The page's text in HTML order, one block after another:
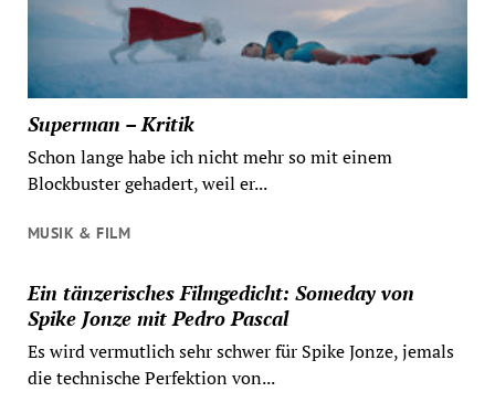
Superman – Kritik
Schon lange habe ich nicht mehr so mit einem
Blockbuster gehadert, weil er...
MUSIK & FILM
Ein tänzerisches Filmgedicht: Someday von
Spike Jonze mit Pedro Pascal
Es wird vermutlich sehr schwer für Spike Jonze, jemals
die technische Perfektion von...